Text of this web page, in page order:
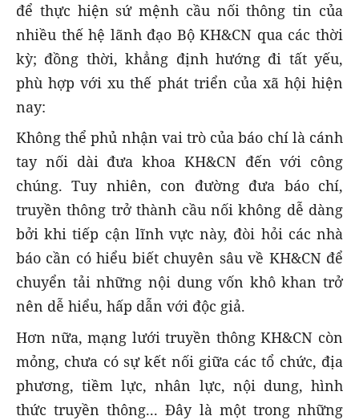
để thực hiện sứ mệnh cầu nối thông tin của
nhiều thế hệ lãnh đạo Bộ KH&CN qua các thời
kỳ; đồng thời, khẳng định hướng đi tất yếu,
phù hợp với xu thế phát triển của xã hội hiện
nay:
Không thể phủ nhận vai trò của báo chí là cánh
tay nối dài đưa khoa KH&CN đến với công
chúng. Tuy nhiên, con đường đưa báo chí,
truyền thông trở thành cầu nối không dễ dàng
bởi khi tiếp cận lĩnh vực này, đòi hỏi các nhà
báo cần có hiểu biết chuyên sâu về KH&CN để
chuyển tải những nội dung vốn khô khan trở
nên dễ hiểu, hấp dẫn với độc giả.
Hơn nữa, mạng lưới truyền thông KH&CN còn
mỏng, chưa có sự kết nối giữa các tổ chức, địa
phương, tiềm lực, nhân lực, nội dung, hình
thức truyền thông... Đây là một trong những